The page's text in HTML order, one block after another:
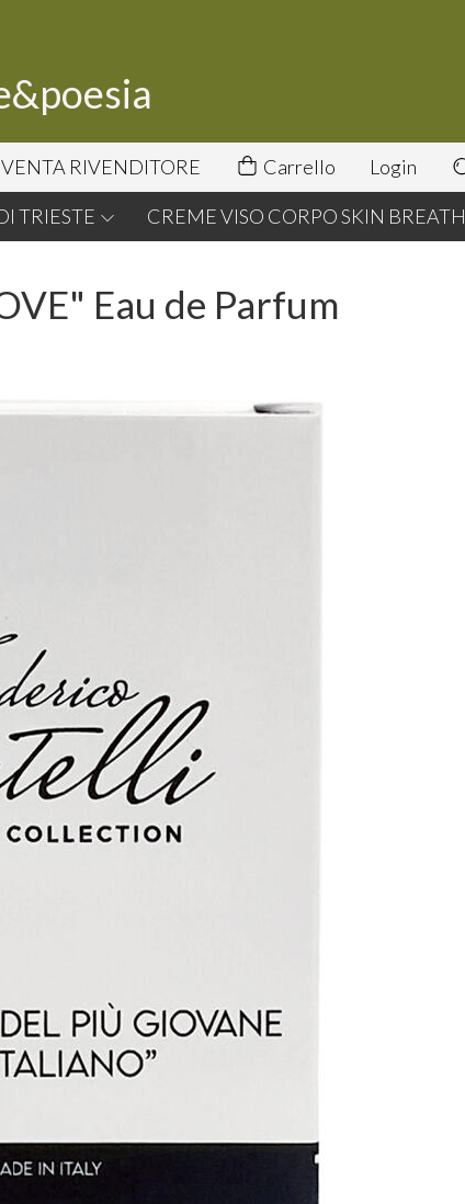
RIVENDITORE Carrello Login
TRIESTE CREME VISO CORPO SKIN BREATH
Eau de Parfum